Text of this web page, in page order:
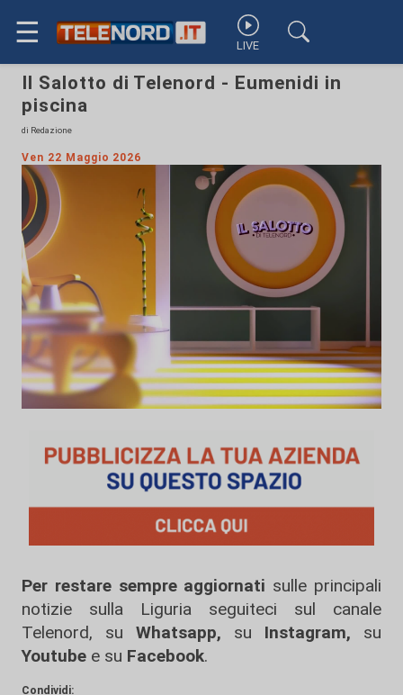
☰ LIVE
Il Salotto di Telenord - Eumenidi in
piscina
di Redazione
Ven 22 Maggio 2026
Per restare sempre aggiornati sulle principali
notizie sulla Liguria seguiteci sul canale
Telenord, su
Whatsapp, su Instagram, su
Youtube e su Facebook.
Condividi: